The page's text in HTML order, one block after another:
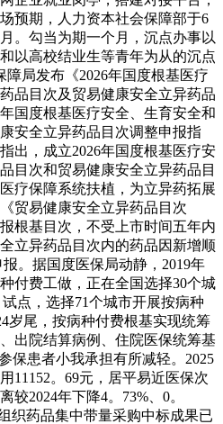
预期，人力资本社会保障部于6
。勾当为期一个月，沉点办事以
以高校结业生等青年为从的沉点
局发布《2026年国度根基医疗
品目次及贸易健康安全立异药品
国度根基医疗安全、生育安全和
安全立异药品目次调整申报指
出，成立2026年国度根基医疗安
目次和贸易健康安全立异药品目
疗保障系统扶植，为立异药拓展
贸易健康安全立异药品目次
根基目次，不受上市时间五年内
立异药品目次内的药品因新增顺
。据国度医保局动静，2019年
付费工做，正在全国选择30个城
点，选择71个城市开展按病种
岁尾，按病种付费根基实现统筹
出院结算病例、住院医保统筹基
保患者小我承担有所减轻。2025
11152。69元，居平易近医保次
较2024年下降4。73%、0。
织药品集中带量采购中标成果已